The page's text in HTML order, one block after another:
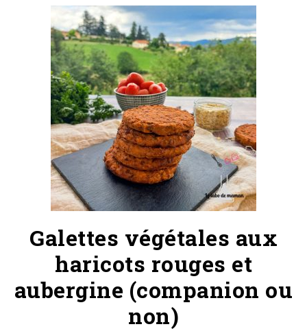
Galettes végétales aux
haricots rouges et
aubergine (companion ou
non)